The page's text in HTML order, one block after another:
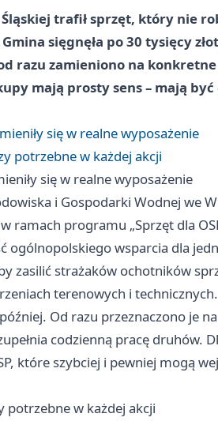
trafił sprzęt, który nie
sięgnęła po 30 tysięcy
razu zamieniono na
mają prosty sens – mają
się w realne wyposażenie
potrzebne w każdej akcji
się w realne wyposażenie
i Gospodarki Wodnej we
ramach programu „Sprzęt dla
ogólnopolskiego wsparcia dla
zasilić strażaków ochotników
terenowych i technicznych.
Od razu przeznaczono je
codzienną pracę druhów.
które szybciej i pewniej mogą
potrzebne w każdej akcji